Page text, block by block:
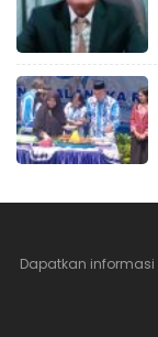
Dapatkan